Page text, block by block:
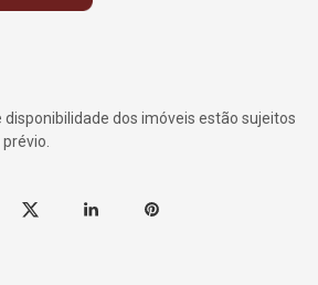
disponibilidade dos imóveis estão sujeitos
Twitter Linkedin Pinterest